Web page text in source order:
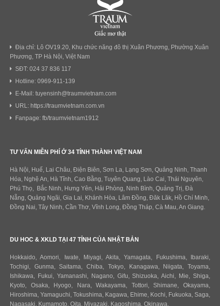
Địa chỉ: Lô OV19.20, Khu chức năng đô thị Xuân Phương, Phường Xuân
Phương, TP Hà Nội, Việt Nam
SĐT: 024 37 836 117
Hotline: 0969-911-139
E-Mail: tuyensinh@traumvietnam.com
URL: https://traumvietnam.com.vn
Fanpage: fb/traumvietnam1912
TƯ VẤN MIỄN PHÍ Ở 34 TỈNH THÀNH VIỆT NAM
Hà Nội, Huế, Lai Châu, Điện Biên, Sơn La, Lạng Sơn, Quảng Ninh, Thanh
Hóa, Nghệ An, Hà Tĩnh, Cao Bằng, Tuyên Quang, Lào Cai, Thái Nguyên,
Phú Thọ, Bắc Ninh, Hưng Yên, Hải Phòng, Ninh Bình, Quảng Trị, Đà
Nẵng, Quảng Ngãi, Gia Lai, Khánh Hòa, Lâm Đồng, Đăk Lăk, Hồ Chí Minh,
Đồng Nai, Tây Ninh, Cần Thơ, Vĩnh Long, Đồng Tháp, Cà Mau, An Giang.
DU HOC & XKLD TẠI 47 TỈNH CỦA NHẬT BẢN
Hokkaido ,Aomori Iwate Miyagi ,Akita ,Yamagata Fukushima Ibaraki
Tochigi
Gunma Saitama ,Chiba Tokyo Kanagawa Niigata ,Toyama
Ishikawa
Fukui, Yamanashi Nagano Gifu Shizuoka ,Aichi Mie Shiga
Kyoto
Osaka Hyogo Nara ,Wakayama Tottori Shimane ,Okayama
Hiroshima Yamaguchi Tokushima Kagawa Ehime Kochi Fukuoka Saga
Nagasaki Kumamoto Oita Miyazaki Kagoshima Okinawa